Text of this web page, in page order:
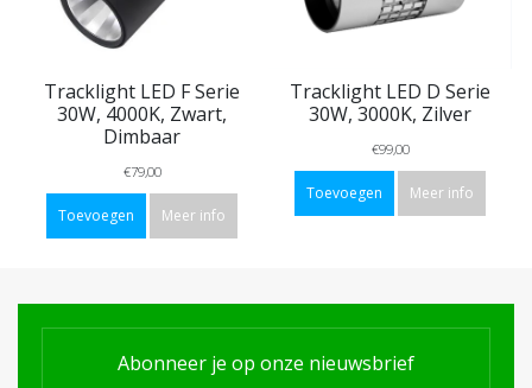
Tracklight LED F Serie
30W, 4000K, Zwart,
Dimbaar
€79,00
Toevoegen Meer info
Tracklight LED D Serie
30W, 3000K, Zilver
€99,00
Toevoegen Meer info
Abonneer je op onze nieuwsbrief